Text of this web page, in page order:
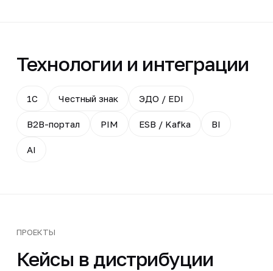
Технологии и интеграции
1С Честный знак ЭДО / EDI
B2B-портал PIM ESB / Kafka BI
AI
ПРОЕКТЫ
Кейсы в дистрибуции